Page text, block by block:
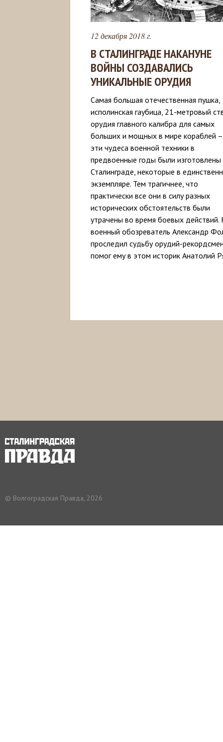
12 декабря 2018 г.
В СТАЛИНГРАДЕ НАКАНУНЕ
ВОЙНЫ СОЗДАВАЛИСЬ
УНИКАЛЬНЫЕ ОРУДИЯ
Самая большая оте­чественная пушка,
исполинская гаубица, 21-метровый
орудия главного калибра для самых
больших и мощных в мире кораблей
эти чудеса военной техники в
предвоенные годы были изготовлены
Сталинграде, некоторые в
экземпляре. Тем трагичнее, что
практически все они в силу разных
исторических обстоятельств были
утрачены во время боевых
военный обозреватель Александр
проследил судьбу орудий-
помог ему в этом историк Анатолий
© Волгоградская Правда, 2026